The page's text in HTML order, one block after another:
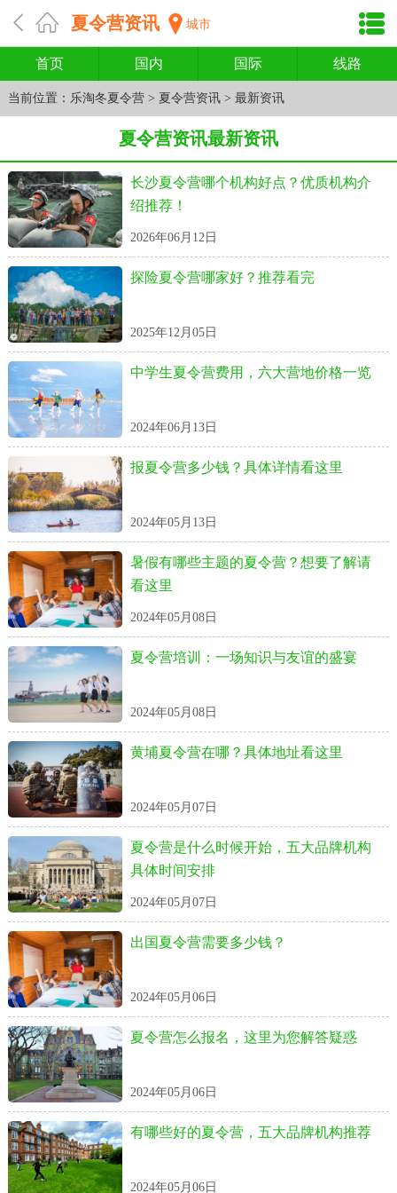
夏令营资讯 城市
首页 国内 国际 线路
当前位置： 乐淘冬夏令营> 夏令营资讯> 最新资讯
夏令营资讯最新资讯
长沙夏令营哪个机构好点？优质机构介
绍推荐！
2026年06月12日
探险夏令营哪家好？推荐看完
2025年12月05日
中学生夏令营费用，六大营地价格一览
2024年06月13日
报夏令营多少钱？具体详情看这里
2024年05月13日
暑假有哪些主题的夏令营？想要了解请
看这里
2024年05月08日
夏令营培训：一场知识与友谊的盛宴
2024年05月08日
黄埔夏令营在哪？具体地址看这里
2024年05月07日
夏令营是什么时候开始，五大品牌机构
具体时间安排
2024年05月07日
出国夏令营需要多少钱？
2024年05月06日
夏令营怎么报名，这里为您解答疑惑
2024年05月06日
有哪些好的夏令营，五大品牌机构推荐
2024年05月06日